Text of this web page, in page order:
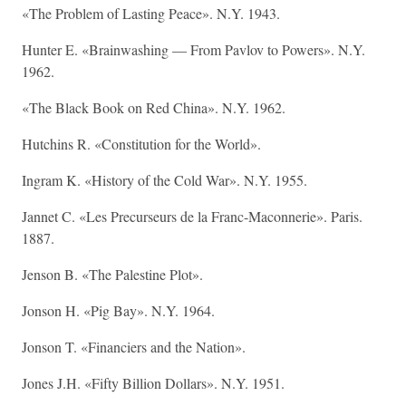
«The Problem of Lasting Peace». N.Y. 1943.
Hunter E. «Brainwashing — From Pavlov to Powers». N.Y.
1962.
«The Black Book on Red China». N.Y. 1962.
Hutchins R. «Constitution for the World».
Ingram K. «History of the Cold War». N.Y. 1955.
Jannet C. «Les Precurseurs de la Franc-Maconnerie». Paris.
1887.
Jenson B. «The Palestine Plot».
Jonson H. «Pig Bay». N.Y. 1964.
Jonson T. «Financiers and the Nation».
Jones J.H. «Fifty Billion Dollars». N.Y. 1951.